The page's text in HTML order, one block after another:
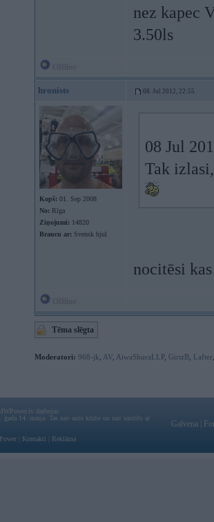
nez kapec
3.50ls
hronists 08. Jul 2012, 22:55
Kopš: 01. Sep 2008
No: Rīga
Ziņojumi: 14820
Braucu ar: Svensk hjul
08 Jul
Tak
nocitēsi
Tēma slēgta
Moderatori: 968-jk AV AiwaShuraLLP, GirtzB Lafter
darbojas
gada 14. maija. Tas nav auto klubs un nav saistīts ar
Kontakti Reklāma
Galvena